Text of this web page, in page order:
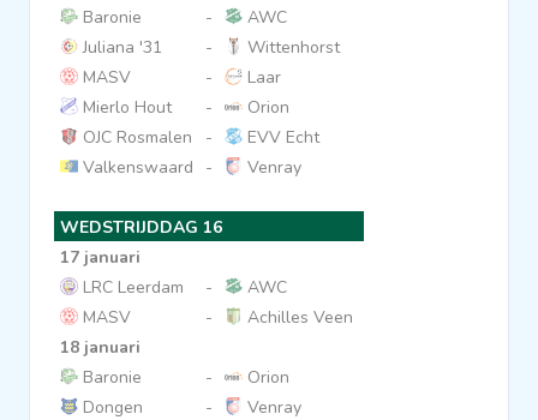
Baronie
-
AWC
Juliana '31
-
Wittenhorst
MASV
-
Laar
Mierlo Hout
-
Orion
OJC Rosmalen
-
EVV Echt
Valkenswaard
- Venray
WEDSTRIJDDAG 16
17 januari
LRC Leerdam
-
AWC
MASV
-
Achilles Veen
18 januari
Baronie
-
Orion
Dongen
-
Venray